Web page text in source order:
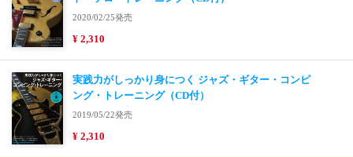
2020/02/25発売
¥ 2,310
実践力がしっかり身につく ジャズ・ギター・コンピ
ング・トレーニング（CD付）
2019/05/22発売
¥ 2,310